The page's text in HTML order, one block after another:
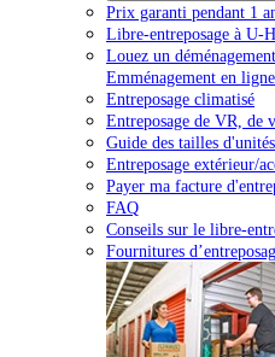
Prix garanti pendant 1
Libre-entreposage à U-
Louez un
Emménagement en
Entreposage climatisé
Entreposage de VR, de
Guide des tailles
Entreposage extérieur/
Payer ma facture
FAQ
Conseils sur le libre-
Fournitures